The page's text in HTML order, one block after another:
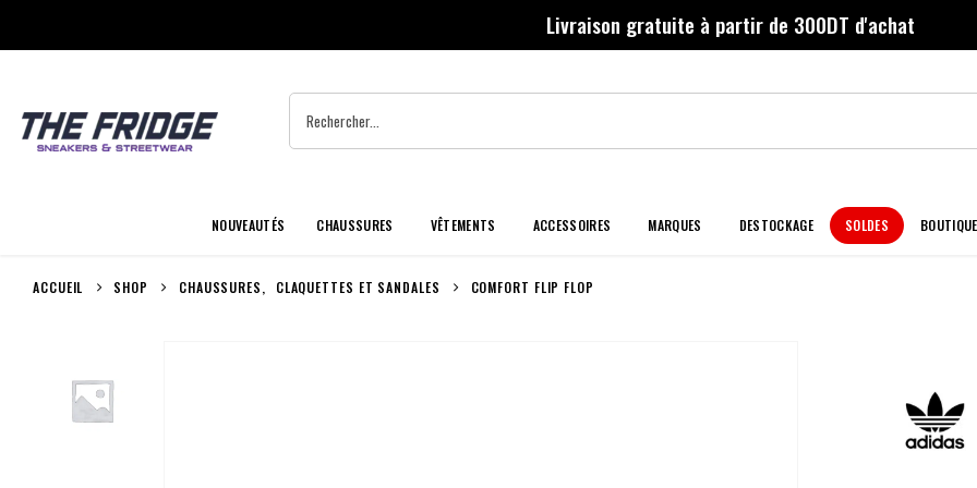
Livraison gratuite à partir de 300DT d'achat
NOUVEAUTÉS CHAUSSURES VÊTEMENTS ACCESSOIRES MARQUES DESTOCKAGE SOLDES
ACCUEIL SHOP CHAUSSURES, CLAQUETTES ET SANDALES COMFORT FLIP FLOP